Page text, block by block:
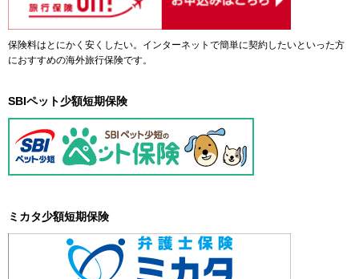
保険料はとにかく安くしたい。インターネットで簡単に契約したいといった方
におすすめの海外旅行保険です。
SBIペット少額短期保険
ミカタ少額短期保険